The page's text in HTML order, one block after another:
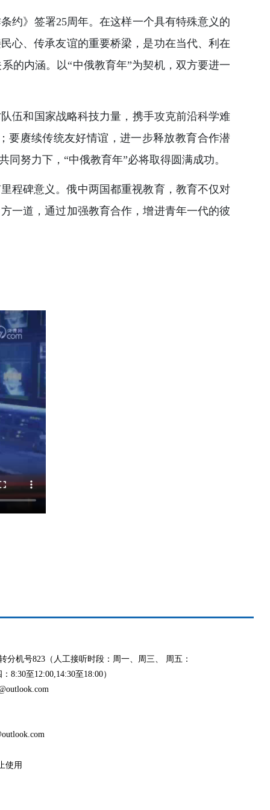
约》签署25周年。在这样一个具有特殊意义的
心、传承友谊的重要桥梁，是功在当代、利在
的内涵。以“中俄教育年”为契机，双方要进一
伍和国家战略科技力量，携手攻克前沿科学难
要赓续传统友好情谊，进一步释放教育合作潜
努力下，“中俄教育年”必将取得圆满成功。
程碑意义。俄中两国都重视教育，教育不仅对
一道，通过加强教育合作，增进青年一代的彼
分机号823（人工接听时段：周一、周三、 周五：
8:30至12:00,14:30至18:00）
使用